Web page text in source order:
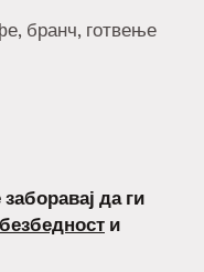
бранч, готвење
да ги
и